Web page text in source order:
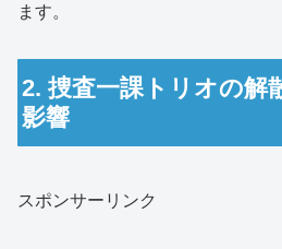
ます。
2. 捜査一課トリオの解
影響
スポンサーリンク